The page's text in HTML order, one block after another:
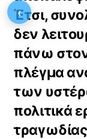
Έτσι,
δεν
πάνω
πλέγμα
των
πολιτικά
‹